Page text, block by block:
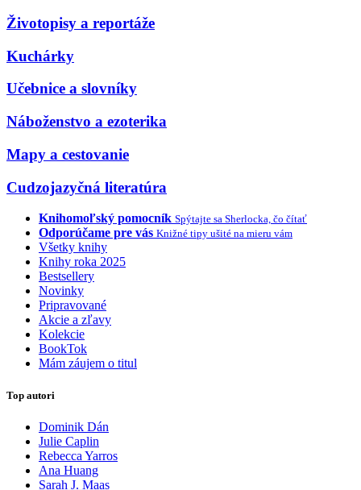
Životopisy a reportáže
Kuchárky
Učebnice a slovníky
Náboženstvo a ezoterika
Mapy a cestovanie
Cudzojazyčná literatúra
Knihomoľský pomocník Spýtajte sa Sherlocka, čo čítať
Odporúčame pre vás Knižné tipy ušité na mieru vám
Všetky knihy
Knihy roka 2025
Bestsellery
Novinky
Pripravované
Akcie a zľavy
Kolekcie
BookTok
Mám záujem o titul
Top autori
Dominik Dán
Julie Caplin
Rebecca Yarros
Ana Huang
Sarah J. Maas